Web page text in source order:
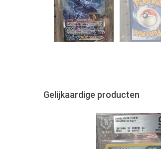
Gelijkaardige producten